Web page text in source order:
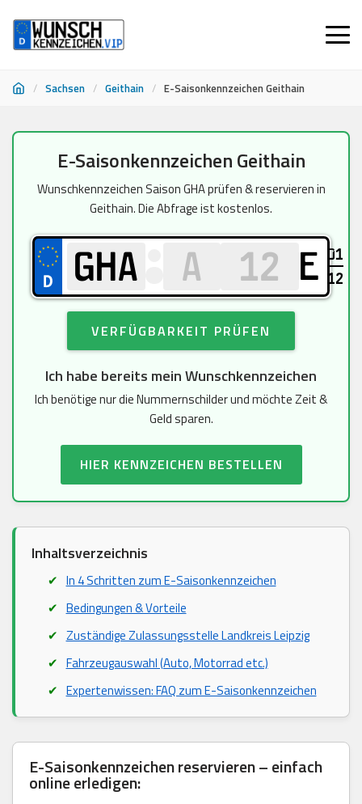
/ Sachsen / Geithain / E-Saisonkennzeichen Geithain
springen
E-Saisonkennzeichen Geithain
Wunschkennzeichen Saison GHA prüfen & reservieren in
Geithain. Die Abfrage ist kostenlos.
E
01
12
VERFÜGBARKEIT PRÜFEN
Ich habe bereits mein Wunschkennzeichen
Ich benötige nur die Nummernschilder und möchte Zeit &
Geld sparen.
HIER KENNZEICHEN BESTELLEN
Inhaltsverzeichnis
In 4 Schritten zum E-Saisonkennzeichen
Bedingungen & Vorteile
Zuständige Zulassungsstelle Landkreis Leipzig
Fahrzeugauswahl (Auto, Motorrad etc.)
Expertenwissen: FAQ zum E-Saisonkennzeichen
E-Saisonkennzeichen reservieren – einfach
online erledigen: